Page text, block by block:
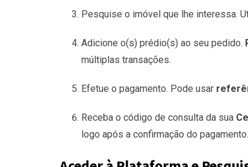
Pesquise o imóvel que lhe interessa.
Adicione o(s) prédio(s) ao seu pedido.
múltiplas transações.
Efetue o pagamento. Pode usar
Receba o código de consulta da sua
logo após a confirmação do pagamento.